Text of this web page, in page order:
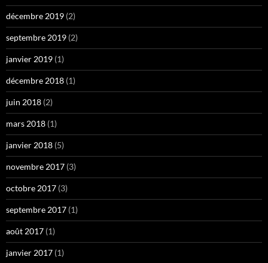
décembre 2019 (2)
septembre 2019 (2)
janvier 2019 (1)
décembre 2018 (1)
juin 2018 (2)
mars 2018 (1)
janvier 2018 (5)
novembre 2017 (3)
octobre 2017 (3)
septembre 2017 (1)
août 2017 (1)
janvier 2017 (1)